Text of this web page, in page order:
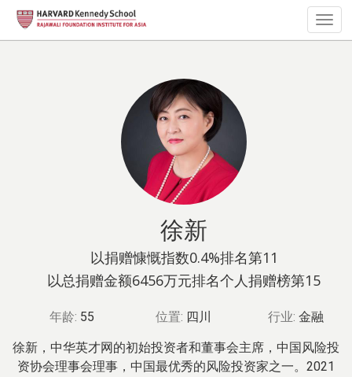
徐新
以捐赠慷慨指数0.4%排名第11
以总捐赠金额6456万元排名个人捐赠榜第15
年龄: 55 位置: 四川 行业: 金融
徐新，中华英才网的初始投资者和董事会主席，中国风险投
资协会理事会理事，中国最优秀的风险投资家之一。2021